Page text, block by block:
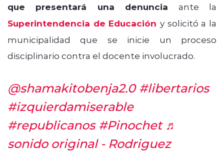
que presentará una denuncia ante la
Superintendencia de Educación y solicitó a la
municipalidad que se inicie un proceso
disciplinario contra el docente involucrado.
@shamakitobenja2.0 #libertarios
#izquierdamiserable
#republicanos #Pinochet ♬
sonido original - Rodriguez